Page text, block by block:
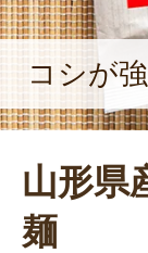
さん。
を、よ
コシが
山形県
麺